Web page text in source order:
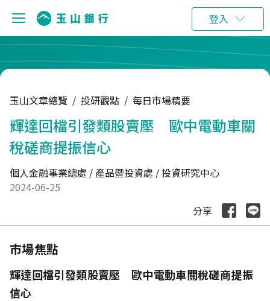
登入
玉山文章總覽 / 投研觀點 / 每日市場精要
輝達回檔引發類股賣壓 歐中電動車關
稅磋商提振信心
個人金融事業總處 / 產品暨投資處 / 投資研究中心
2024-06-25
分享
市場焦點
輝達回檔引發類股賣壓 歐中電動車關稅磋商提振
信心